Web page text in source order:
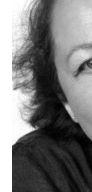
Nahla
Sociologie
magazine
actuellement
de livres et
et
de la
une